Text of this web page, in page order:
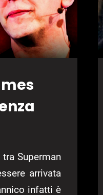
Superman
arrivata
infatti è